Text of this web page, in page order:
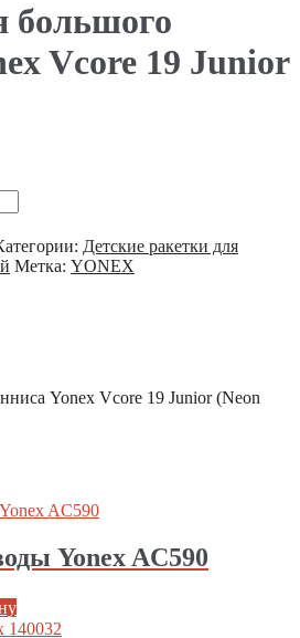
большого
Vcore 19 Junior
Детские ракетки для
Метка: YONEX
Yonex Vcore 19 Junior (Neon
Yonex AC590